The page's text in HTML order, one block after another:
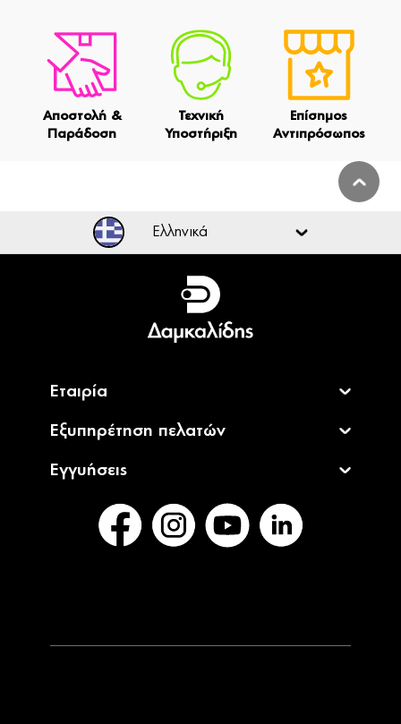
Αποστολή &
Παράδοση
Τεχνική
Υποστήριξη
Επίσημος
Αντιπρόσωπος
Ελληνικά
Ελληνικά
English
Εταιρία
Εξυπηρέτηση πελατών
Εγγυήσεις